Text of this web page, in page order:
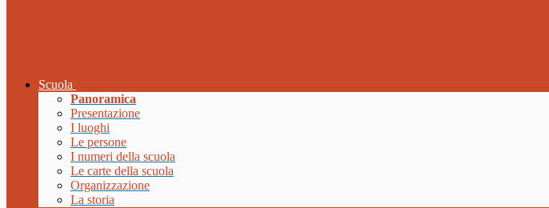
Scuola
Panoramica
Presentazione
I luoghi
Le persone
I numeri della scuola
Le carte della scuola
Organizzazione
La storia